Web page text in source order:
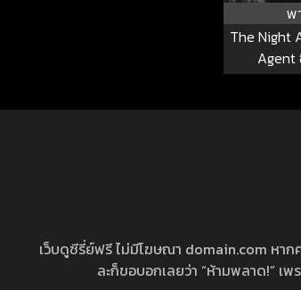
พ
The Night
Agent
เว็บดูซีรี่ย์ฟรี ไม่มีโฆษณา domain.com หา
ละก็ขอบอกเลยว่า “ห้ามพลาด!” เ